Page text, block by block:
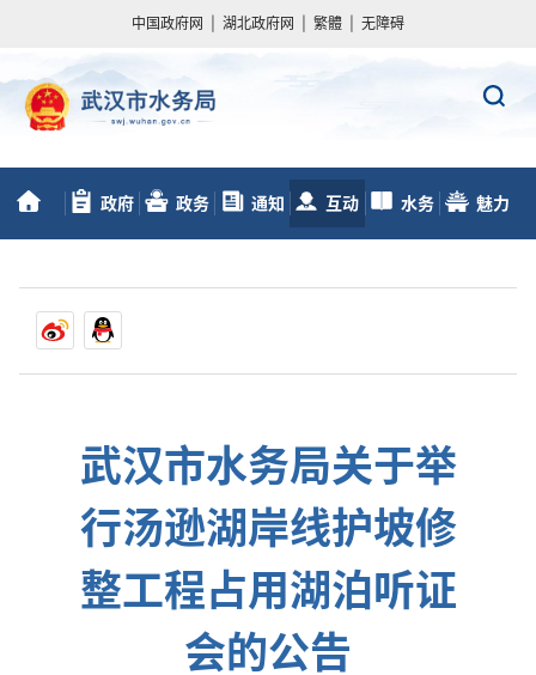
中国政府网 湖北政府网 繁體 无障碍
政府 政务 通知 互动 水务 魅力
武汉市水务局关于举
行汤逊湖岸线护坡修
整工程占用湖泊听证
会的公告